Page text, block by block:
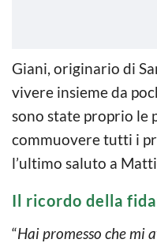
Giani, originario di
vivere insieme da
sono state proprio le
commuovere tutti i
l’ultimo saluto a
Il ricordo della
“Hai promesso che mi